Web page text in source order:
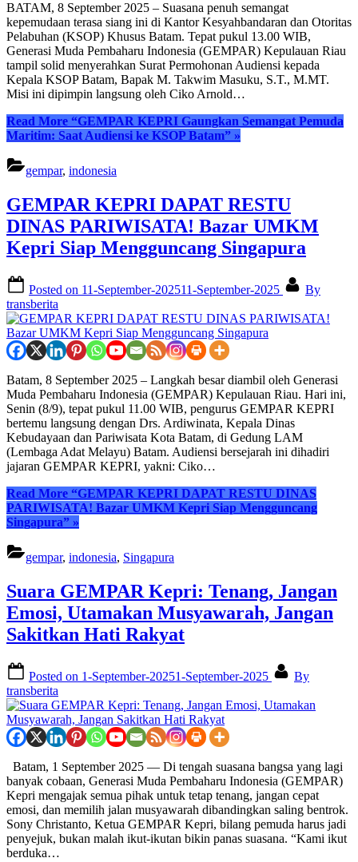
BATAM, 8 September 2025 – Suasana penuh semangat
kepemudaan terasa siang ini di Kantor Kesyahbandaran dan Otoritas
Pelabuhan (KSOP) Khusus Batam. Tepat pukul 13.00 WIB,
Generasi Muda Pembaharu Indonesia (GEMPAR) Kepulauan Riau
tampil solid menyerahkan Surat Permohonan Audiensi kepada
Kepala KSOP Batam, Bapak M. Takwim Masuku, S.T., M.MT.
Misi ini dipimpin langsung oleh Ciko Arnold…
Read More “GEMPAR KEPRI Gaungkan Semangat Pemuda
Maritim: Saat Audiensi ke KSOP Batam” »
gempar, indonesia
GEMPAR KEPRI DAPAT RESTU
DINAS PARIWISATA! Bazar UMKM
Kepri Siap Mengguncang Singapura
Posted on 11-September-202511-September-2025
By
transberita
Batam, 8 September 2025 – Langkah besar diambil oleh Generasi
Muda Pembaharu Indonesia (GEMPAR) Kepulauan Riau. Hari ini,
Senin (8/9), tepat pukul 11.00 WIB, pengurus GEMPAR KEPRI
bertemu langsung dengan Drs. Ardiwinata, Kepala Dinas
Kebudayaan dan Pariwisata Kota Batam, di Gedung LAM
(Lembaga Adat Melayu) Batam. Audiensi bersejarah ini dihadiri
jajaran GEMPAR KEPRI, yakni: Ciko…
Read More “GEMPAR KEPRI DAPAT RESTU DINAS
PARIWISATA! Bazar UMKM Kepri Siap Mengguncang
Singapura” »
gempar, indonesia, Singapura
Suara GEMPAR Kepri: Tenang, Jangan
Emosi, Utamakan Musyawarah, Jangan
Sakitkan Hati Rakyat
Posted on 1-September-20251-September-2025
By
transberita
Batam, 1 September 2025 — Di tengah suasana bangsa yang lagi
banyak cobaan, Generasi Muda Pembaharu Indonesia (GEMPAR)
Kepri mengajak semua pihak untuk tetap tenang, jangan cepat
emosi, dan memilih jalan musyawarah dibandingkan saling bentrok.
Sony Christanto, Ketua GEMPAR Kepri, bilang pemuda harus jadi
penyejuk, bukan malah ikut-ikutan bikin panas suasana. “Kami ikut
berduka…